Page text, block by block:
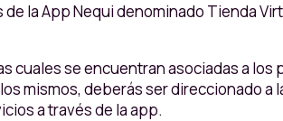
la App Nequi denominado Tienda
cuales se encuentran asociadas a
mismos, deberás ser direccionado a
a través de la app.